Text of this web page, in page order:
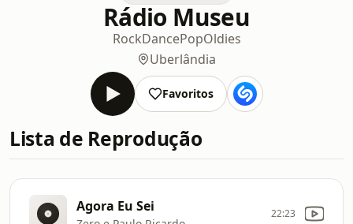
Rádio Museu
RockDancePopOldies
Uberlândia
Favoritos
Lista de Reprodução
Agora Eu Sei 22:23